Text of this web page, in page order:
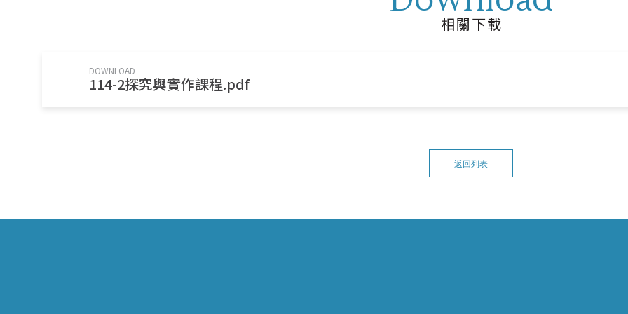
相關下載
DOWNLOAD
114-2探究與實作課程.pdf
返回列表